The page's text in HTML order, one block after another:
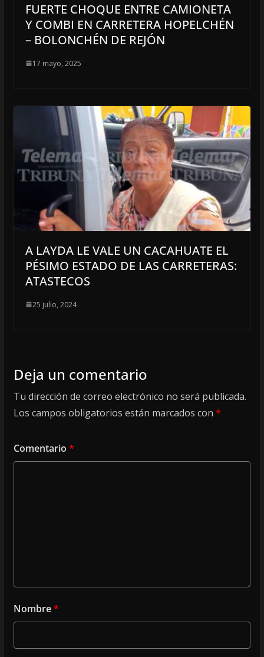
FUERTE CHOQUE ENTRE CAMIONETA
Y COMBI EN CARRETERA HOPELCHÉN
– BOLONCHÉN DE REJÓN
17 mayo, 2025
A LAYDA LE VALE UN CACAHUATE EL
PÉSIMO ESTADO DE LAS CARRETERAS:
ATASTECOS
25 julio, 2024
Deja un comentario
Tu dirección de correo electrónico no será publicada.
Los campos obligatorios están marcados con *
Comentario *
Nombre*